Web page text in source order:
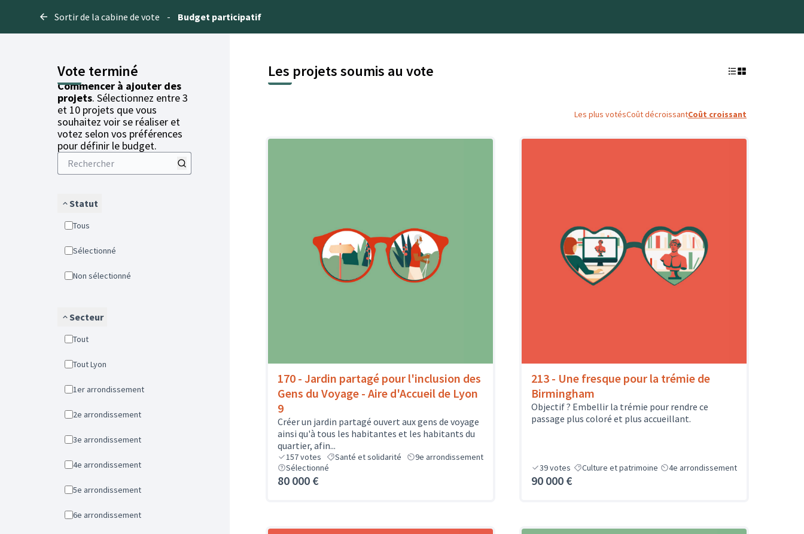
Sortir de la cabine de vote - Budget participatif
Vote terminé
Commencer à ajouter des
projets. Sélectionnez entre 3
et 10 projets que vous
souhaitez voir se réaliser et
votez selon vos préférences
pour définir le budget.
Statut
Tous
Sélectionné
Non sélectionné
Secteur
Tout
Tout Lyon
1er arrondissement
2e arrondissement
3e arrondissement
4e arrondissement
5e arrondissement
6e arrondissement
Les projets soumis au vote
Les plus votésCoût décroissantCoût croissant
170 - Jardin partagé pour l'inclusion des
Gens du Voyage - Aire d'Accueil de Lyon
9
Créer un jardin partagé ouvert aux gens de voyage
ainsi qu'à tous les habitantes et les habitants du
quartier, afin...
157votes Santé et solidarité
9e arrondissement
Sélectionné
80 000 €
213 - Une fresque pour la trémie de
Birmingham
Objectif ? Embellir la trémie pour rendre ce
passage plus coloré et plus accueillant.
39votes Culture et patrimoine 4e arrondissement
90 000 €